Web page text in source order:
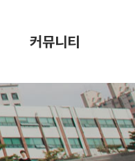
커뮤니티